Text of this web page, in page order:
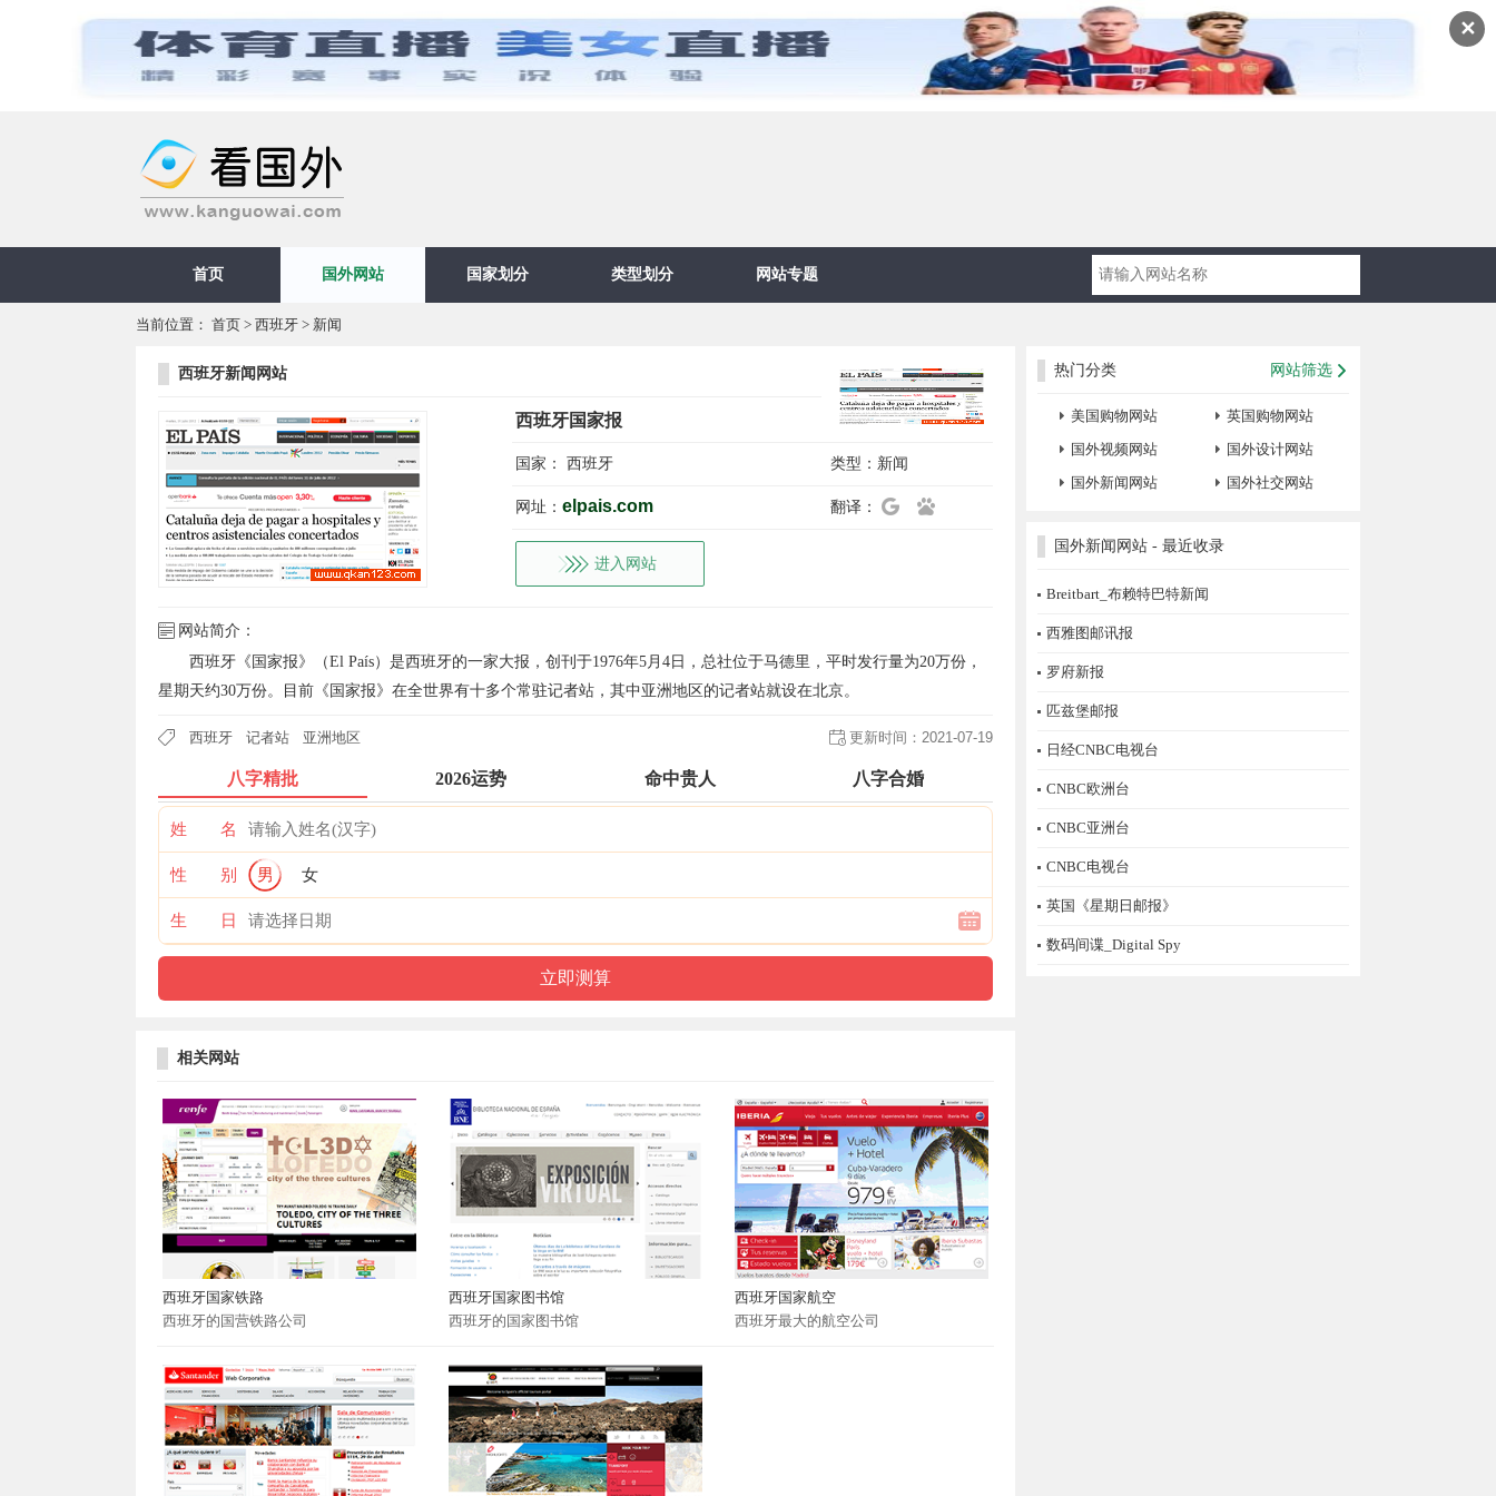
✕
首页 国外网站 国家划分 类型划分 网站专题
当前位置： 首页 > 西班牙 > 新闻
西班牙新闻网站
西班牙国家报
国家： 西班牙 类型： 新闻
网址： elpais.com 翻译：
进入网站
网站简介：
西班牙《国家报》（El País）是西班牙的一家大报，创刊于1976年5月4日，总社位于马德里，平时发行量为20万份，
星期天约30万份。目前《国家报》在全世界有十多个常驻记者站，其中亚洲地区的记者站就设在北京。
西班牙 记者站 亚洲地区 更新时间： 2021-07-19
八字精批 2026运势 命中贵人 八字合婚
姓 名
性 别 男 女
生 日
相关网站
西班牙国家铁路
西班牙的国营铁路公司
西班牙国家图书馆
西班牙的国家图书馆
西班牙国家航空
西班牙最大的航空公司
热门分类 网站筛选
美国购物网站
英国购物网站
国外视频网站
国外设计网站
国外新闻网站
国外社交网站
国外新闻网站 - 最近收录
Breitbart_布赖特巴特新闻
西雅图邮讯报
罗府新报
匹兹堡邮报
日经CNBC电视台
CNBC欧洲台
CNBC亚洲台
CNBC电视台
英国《星期日邮报》
数码间谍_Digital Spy